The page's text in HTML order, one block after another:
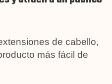
de cabello,
más fácil de